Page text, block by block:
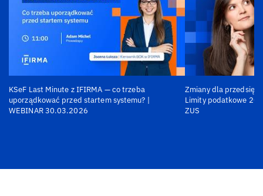
KSeF Last Minute z IFIRMA — co trzeba
uporządkować przed startem systemu? |
WEBINAR 30.03.2026
Zmiany dla
Limity podatkowe
ZUS